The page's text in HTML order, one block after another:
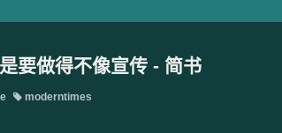
要做得不像宣传 - 简书
moderntimes